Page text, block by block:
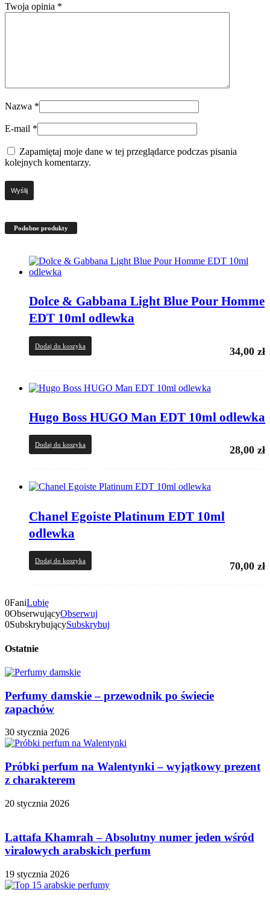
Twoja opinia *
Nazwa *
E-mail *
Zapamiętaj moje dane w tej przeglądarce podczas pisania
kolejnych komentarzy.
Podobne produkty
Dolce & Gabbana Light Blue Pour Homme
EDT 10ml odlewka
34,00 zł
Dodaj do koszyka
Hugo Boss HUGO Man EDT 10ml odlewka
28,00 zł
Dodaj do koszyka
Chanel Egoiste Platinum EDT 10ml
odlewka
70,00 zł
Dodaj do koszyka
0FaniLubię
0ObserwującyObserwuj
0SubskrybującySubskrybuj
Ostatnie
Perfumy damskie – przewodnik po świecie
zapachów
30 stycznia 2026
Próbki perfum na Walentynki – wyjątkowy prezent
z charakterem
20 stycznia 2026
Lattafa Khamrah – Absolutny numer jeden wśród
viralowych arabskich perfum
19 stycznia 2026